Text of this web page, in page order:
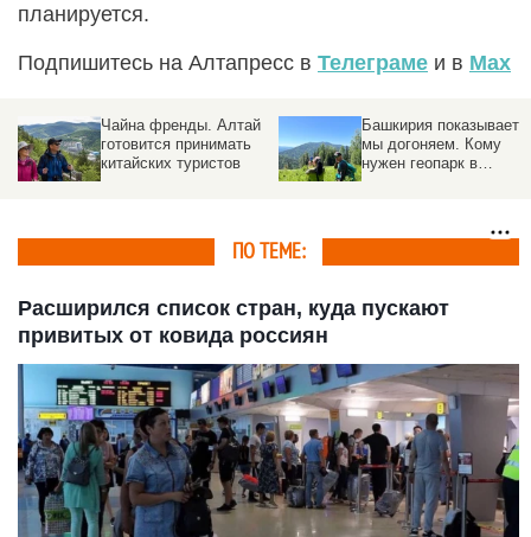
планируется.
Подпишитесь на Алтапресс в Телеграме и в Max
Чайна френды. Алтай
готовится принимать
китайских туристов
Башкирия показывает –
мы догоняем. Кому
нужен геопарк в
ПО ТЕМЕ:
Расширился список стран, куда пускают
привитых от ковида россиян